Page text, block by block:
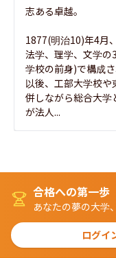
志ある卓越。
1877(明治10)年4月
法学、理学、文学
学校の前身)で構成
以後、工部大学校
併しながら総合大
が法人...
合格への第一歩
あなたの夢の大学
ログイ